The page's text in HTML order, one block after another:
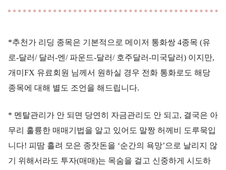
*추천가 리딩 종목은 기본적으로 메이저 통화쌍 4종목 (유
로-달러/ 달러-엔/ 파운드-달러/ 호주달러-미국달러) 이지만,
개미FX 유료회원 님께서 원하실 경우 전화 통화로도 해당
종목에 대해 별도 조언을 해드립니다.
* 멘탈관리가 안 되면 당연히 자금관리도 안 되고, 결국은 아
무리 훌륭한 매매기법을 알고 있어도 말짱 허께비 도루묵입
니다! 피땀 흘려 모은 종잣돈을 ‘순간의 욕망’으로 날리지 않
기 위해서라도 투자(매매)는 목숨을 걸고 신중하게 시도하